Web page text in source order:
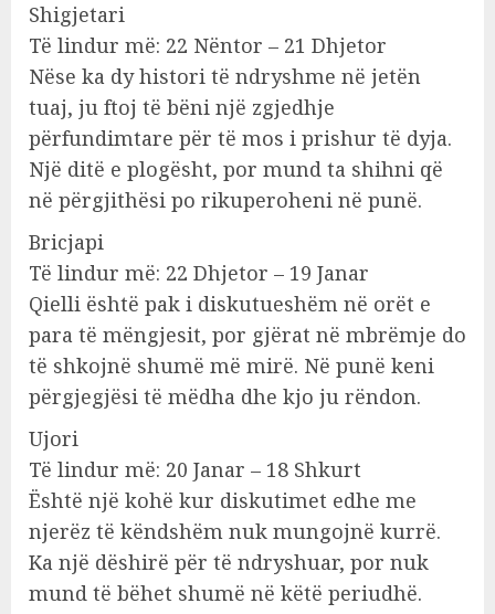
Shigjetari
Të lindur më: 22 Nëntor – 21 Dhjetor
Nëse ka dy histori të ndryshme në jetën
tuaj, ju ftoj të bëni një zgjedhje
përfundimtare për të mos i prishur të dyja.
Një ditë e plogësht, por mund ta shihni që
në përgjithësi po rikuperoheni në punë.
Bricjapi
Të lindur më: 22 Dhjetor – 19 Janar
Qielli është pak i diskutueshëm në orët e
para të mëngjesit, por gjërat në mbrëmje do
të shkojnë shumë më mirë. Në punë keni
përgjegjësi të mëdha dhe kjo ju rëndon.
Ujori
Të lindur më: 20 Janar – 18 Shkurt
Është një kohë kur diskutimet edhe me
njerëz të këndshëm nuk mungojnë kurrë.
Ka një dëshirë për të ndryshuar, por nuk
mund të bëhet shumë në këtë periudhë.